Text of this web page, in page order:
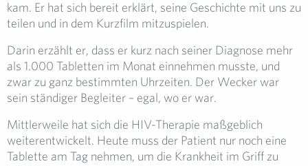
kam. Er hat sich bereit erklärt, seine Geschichte mit uns zu
teilen und in dem Kurzfilm mitzuspielen.
Darin erzählt er, dass er kurz nach seiner Diagnose mehr
als 1.000 Tabletten im Monat einnehmen musste, und
zwar zu ganz bestimmten Uhrzeiten. Der Wecker war
sein ständiger Begleiter – egal, wo er war.
Mittlerweile hat sich die HIV-Therapie maßgeblich
weiterentwickelt. Heute muss der Patient nur noch eine
Tablette am Tag nehmen, um die Krankheit im Griff zu